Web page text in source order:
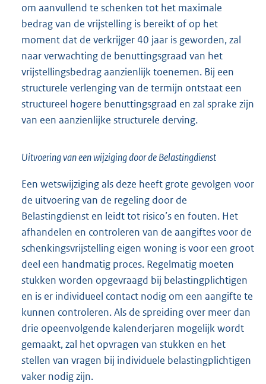
om aanvullend te schenken tot het maximale
bedrag van de vrijstelling is bereikt of op het
moment dat de verkrijger 40 jaar is geworden, zal
naar verwachting de benuttingsgraad van het
vrijstellingsbedrag aanzienlijk toenemen. Bij een
structurele verlenging van de termijn ontstaat een
structureel hogere benuttingsgraad en zal sprake zijn
van een aanzienlijke structurele derving.
Uitvoering van een wijziging door de Belastingdienst
Een wetswijziging als deze heeft grote gevolgen voor
de uitvoering van de regeling door de
Belastingdienst en leidt tot risico’s en fouten. Het
afhandelen en controleren van de aangiftes voor de
schenkingsvrijstelling eigen woning is voor een groot
deel een handmatig proces. Regelmatig moeten
stukken worden opgevraagd bij belastingplichtigen
en is er individueel contact nodig om een aangifte te
kunnen controleren. Als de spreiding over meer dan
drie opeenvolgende kalenderjaren mogelijk wordt
gemaakt, zal het opvragen van stukken en het
stellen van vragen bij individuele belastingplichtigen
vaker nodig zijn.